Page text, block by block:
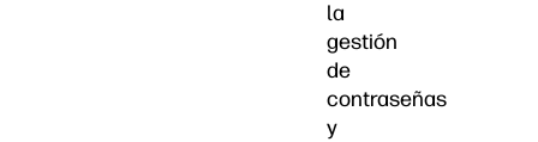
la
gestión
de
contraseñas
y